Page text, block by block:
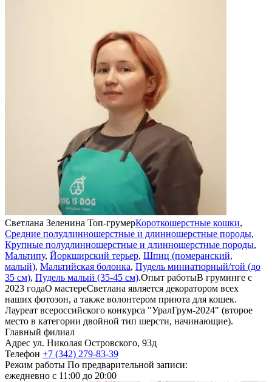
Светлана Зеленина Топ-грумерКороткошерстные кошки,
Средние полудлинношерстные и длинношерстные породы,
Крупные полудлинношерстные и длинношерстные породы,
Мальтипу, Йоркширский терьер, Шпиц (померанский,
малый), Мальтийская болонка, Пудель миниатюрный/той (до
35 см), Пудель малый (35-45 см).Опыт работыВ груминге с
2023 годаО мастереСветлана является декоратором всех
наших фотозон, а также волонтером приюта для кошек.
Лауреат всероссийского конкурса "УралГрум-2024" (второе
место в категории двойной тип шерсти, начинающие).
Главный филиал
Адрес ул. Николая Островского, 93д
Телефон +7 (342) 279-83-39
Режим работы По предварительной записи:
ежедневно с 11:00 до 20:00